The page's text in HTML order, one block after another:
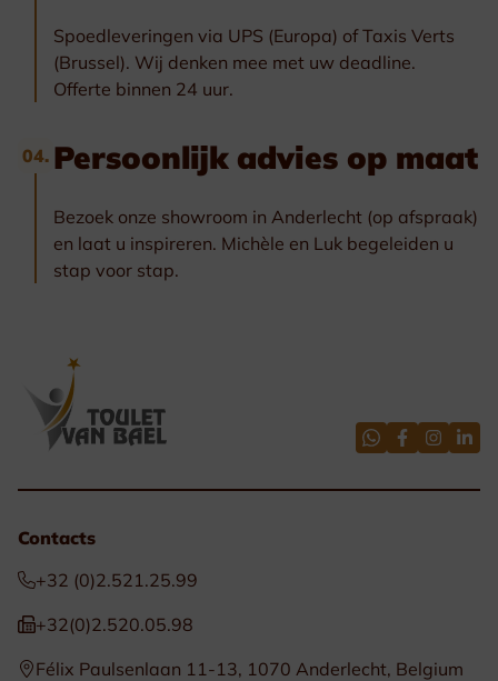
Spoedleveringen via UPS (Europa) of Taxis Verts
(Brussel). Wij denken mee met uw deadline.
Offerte binnen 24 uur.
04. Persoonlijk advies op maat
Bezoek onze showroom in Anderlecht (op afspraak)
en laat u inspireren. Michèle en Luk begeleiden u
stap voor stap.
Contacts
+32 (0)2.521.25.99
+32(0)2.520.05.98
Félix Paulsenlaan 11-13, 1070 Anderlecht, Belgium